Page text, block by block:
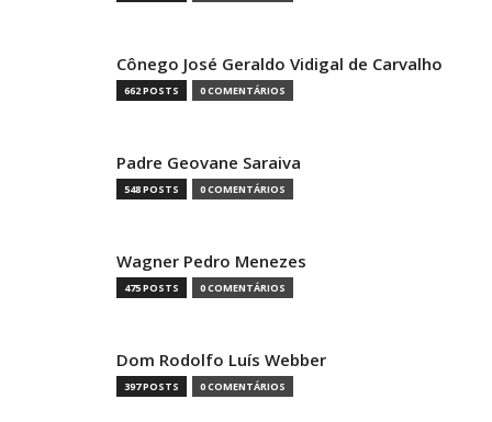
Cônego José Geraldo Vidigal de Carvalho
662 POSTS 0 COMENTÁRIOS
Padre Geovane Saraiva
548 POSTS 0 COMENTÁRIOS
Wagner Pedro Menezes
475 POSTS 0 COMENTÁRIOS
Dom Rodolfo Luís Webber
397 POSTS 0 COMENTÁRIOS